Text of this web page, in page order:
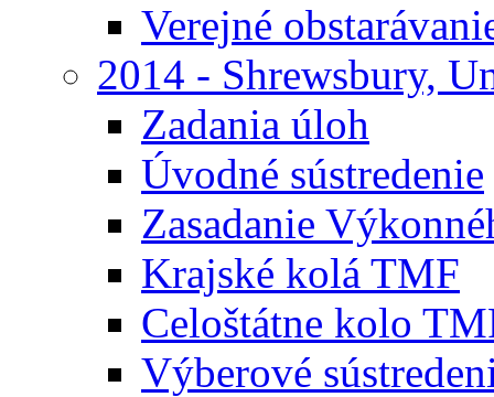
Verejné
2014 - Shrewsbury,
Zadania úloh
Úvodné sústredenie
Zasadanie
Krajské kolá TMF
Celoštátne kolo
Výberové